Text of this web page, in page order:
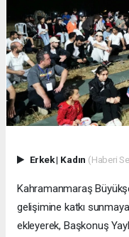
Erkek| Kadın (Haberi
Kahramanmaraş
gelişimine katkı
ekleyerek, Başkonuş